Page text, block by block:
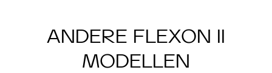
ANDERE FLEXON II
MODELLEN